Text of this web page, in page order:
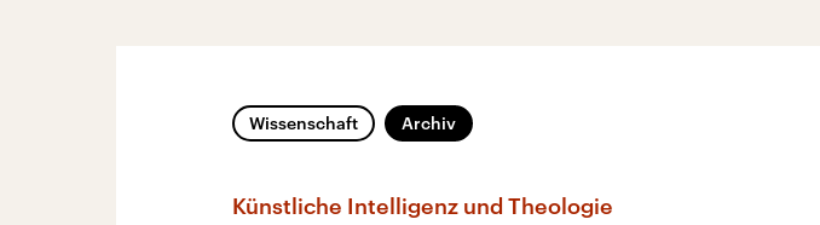
Wissenschaft Archiv
Künstliche Intelligenz und Theologie